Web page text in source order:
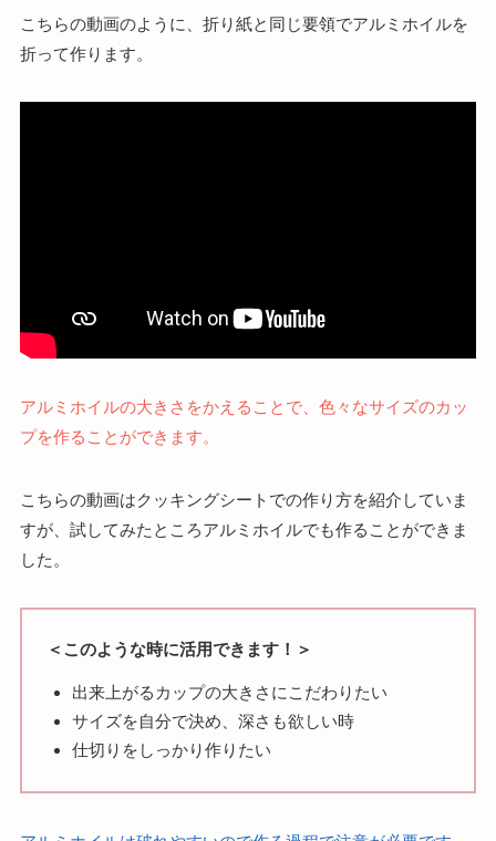
こちらの動画のように、折り紙と同じ要領でアルミホイルを
折って作ります。
アルミホイルの大きさをかえることで、色々なサイズのカッ
プを作ることができます。
こちらの動画はクッキングシートでの作り方を紹介していま
すが、試してみたところアルミホイルでも作ることができま
した。
＜このような時に活用できます！＞
出来上がるカップの大きさにこだわりたい
サイズを自分で決め、深さも欲しい時
仕切りをしっかり作りたい